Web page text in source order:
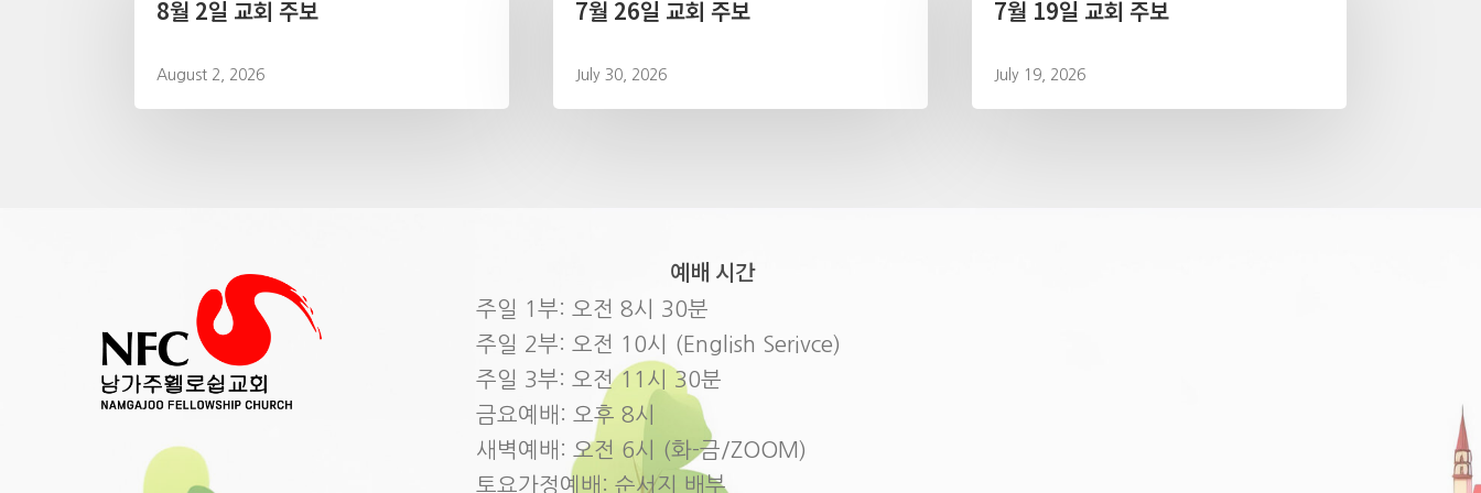
8월 2일 교회 주보
August 2, 2026
7월 26일 교회 주보
July 30, 2026
7월 19일 교회 주보
July 19, 2026
예배 시간
주일 1부: 오전 8시 30분
주일 2부: 오전 10시 (English Serivce)
주일 3부: 오전 11시 30분
금요예배: 오후 8시
새벽예배: 오전 6시 (화-금/ZOOM)
토요가정예배: 순서지 배부